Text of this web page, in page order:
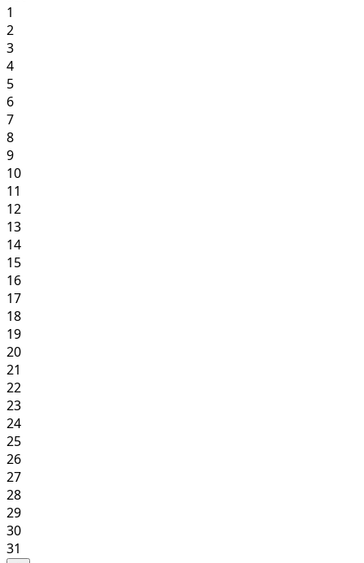
1
2
3
4
5
6
7
8
9
10
11
12
13
14
15
16
17
18
19
20
21
22
23
24
25
26
27
28
29
30
31